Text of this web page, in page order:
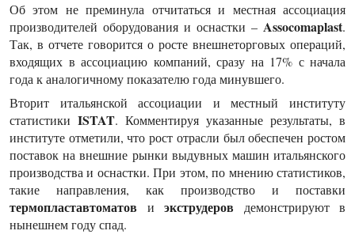
Об этом не преминула отчитаться и местная ассоциация
производителей оборудования и оснастки – Assocomaplast.
Так, в отчете говорится о росте внешнеторговых операций,
входящих в ассоциацию компаний, сразу на 17% с начала
года к аналогичному показателю года минувшего.
Вторит итальянской ассоциации и местный институту
статистики ISTAT. Комментируя указанные результаты, в
институте отметили, что рост отрасли был обеспечен ростом
поставок на внешние рынки выдувных машин итальянского
производства и оснастки. При этом, по мнению статистиков,
такие направления, как производство и поставки
термопластавтоматов и экструдеров демонстрируют в
нынешнем году спад.